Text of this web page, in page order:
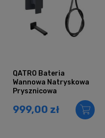
QATRO Bateria
Wannowa Natryskowa
Prysznicowa
Deszczownica 40
999,00 zł